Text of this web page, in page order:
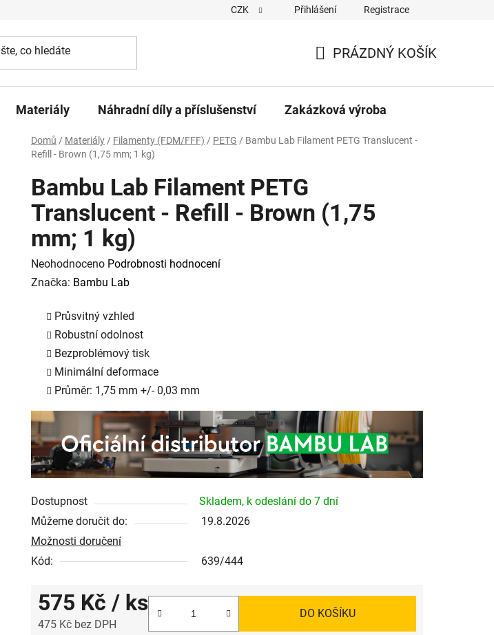
CZK Přihlášení Registrace
KOŠÍK
PRÁZDNÝ KOŠÍK
Materiály Náhradní díly a příslušenství Zakázková výroba
Domů / Materiály / Filamenty (FDM/FFF) / PETG / Bambu Lab Filament PETG Translucent -
Refill - Brown (1,75 mm; 1 kg)
Bambu Lab Filament PETG
Translucent - Refill - Brown (1,75
mm; 1 kg)
Průměrné
hodnocení
hvězdiček.
Neohodnoceno Podrobnosti hodnocení
Značka: Bambu Lab
Průsvitný vzhled
Robustní odolnost
Bezproblémový tisk
Minimální deformace
Průměr: 1,75 mm +/- 0,03 mm
Dostupnost
Skladem, k odeslání do 7 dní
Můžeme doručit do:
19.8.2026
Možnosti doručení
Kód:
639/444
575 Kč / ks
475 Kč bez DPH
DO KOŠÍKU